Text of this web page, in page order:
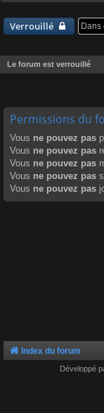
Verrouillé
Le forum est verrouillé
Permissions du
Vous ne pouvez pas
Vous ne pouvez pas
Vous ne pouvez pas
Vous ne pouvez pas
Vous ne pouvez pas
Index du forum
Développé